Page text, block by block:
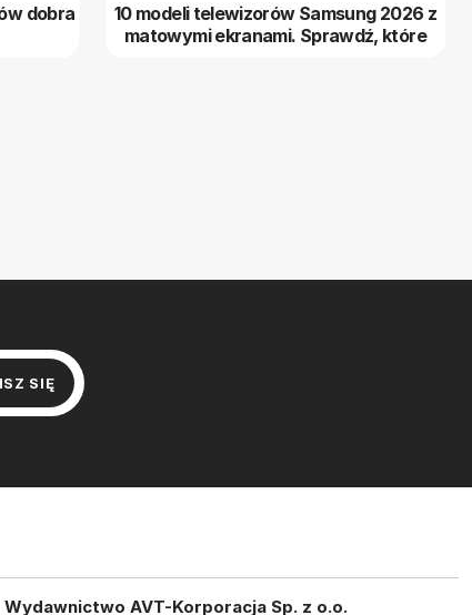
dobra
10 modeli telewizorów Samsung 2026 z
matowymi ekranami. Sprawdź, które
Wydawnictwo AVT-Korporacja Sp. z o.o.